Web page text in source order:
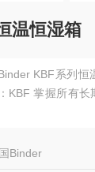
温恒湿箱
KBF系列恒
KBF 掌握所有长
Binder